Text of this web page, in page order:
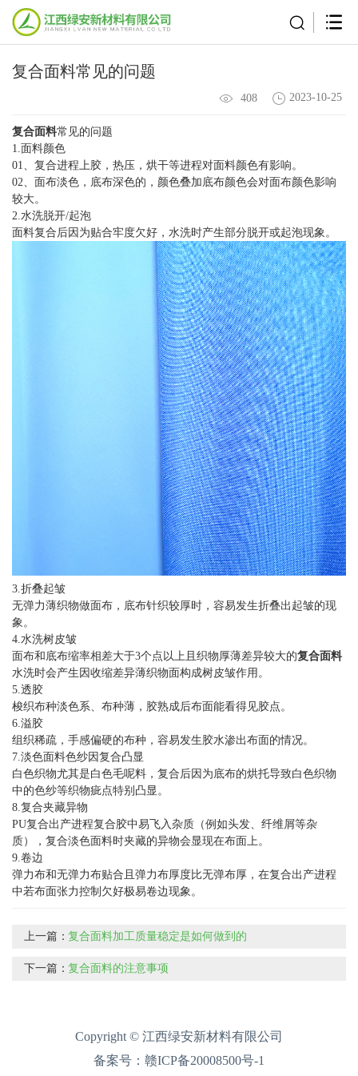
复合面料常见的问题
408 2023-10-25
复合面料常见的问题
1.面料颜色
01、复合进程上胶，热压，烘干等进程对面料颜色有影响。
02、面布淡色，底布深色的，颜色叠加底布颜色会对面布颜色影响
较大。
2.水洗脱开/起泡
面料复合后因为贴合牢度欠好，水洗时产生部分脱开或起泡现象。
3.折叠起皱
无弹力薄织物做面布，底布针织较厚时，容易发生折叠出起皱的现
象。
4.水洗树皮皱
面布和底布缩率相差大于3个点以上且织物厚薄差异较大的复合面料
水洗时会产生因收缩差异薄织物面构成树皮皱作用。
5.透胶
梭织布种淡色系、布种薄，胶熟成后布面能看得见胶点。
6.溢胶
组织稀疏，手感偏硬的布种，容易发生胶水渗出布面的情况。
7.淡色面料色纱因复合凸显
白色织物尤其是白色毛呢料，复合后因为底布的烘托导致白色织物
中的色纱等织物疵点特别凸显。
8.复合夹藏异物
PU复合出产进程复合胶中易飞入杂质（例如头发、纤维屑等杂
质），复合淡色面料时夹藏的异物会显现在布面上。
9.卷边
弹力布和无弹力布贴合且弹力布厚度比无弹布厚，在复合出产进程
中若布面张力控制欠好极易卷边现象。
上一篇：复合面料加工质量稳定是如何做到的
下一篇：复合面料的注意事项
Copyright © 江西绿安新材料有限公司
备案号： 赣ICP备20008500号-1